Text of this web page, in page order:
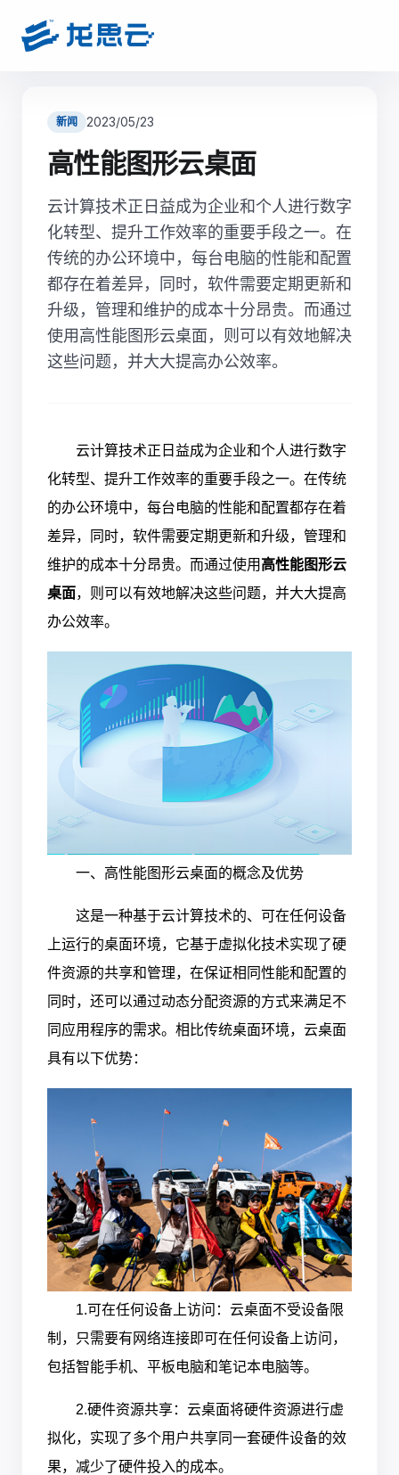
新闻 2023/05/23
高性能图形云桌面
云计算技术正日益成为企业和个人进行数字
化转型、提升工作效率的重要手段之一。在
传统的办公环境中，每台电脑的性能和配置
都存在着差异，同时，软件需要定期更新和
升级，管理和维护的成本十分昂贵。而通过
使用高性能图形云桌面，则可以有效地解决
这些问题，并大大提高办公效率。
云计算技术正日益成为企业和个人进行数字
化转型、提升工作效率的重要手段之一。在传统
的办公环境中，每台电脑的性能和配置都存在着
差异，同时，软件需要定期更新和升级，管理和
维护的成本十分昂贵。而通过使用 高性能图形云
桌面，则可以有效地解决这些问题，并大大提高
办公效率。
一、高性能图形云桌面的概念及优势
这是一种基于云计算技术的、可在任何设备
上运行的桌面环境，它基于虚拟化技术实现了硬
件资源的共享和管理，在保证相同性能和配置的
同时，还可以通过动态分配资源的方式来满足不
同应用程序的需求。相比传统桌面环境，云桌面
具有以下优势：
1.可在任何设备上访问：云桌面不受设备限
制，只需要有网络连接即可在任何设备上访问，
包括智能手机、平板电脑和笔记本电脑等。
2.硬件资源共享：云桌面将硬件资源进行虚
拟化，实现了多个用户共享同一套硬件设备的效
果，减少了硬件投入的成本。